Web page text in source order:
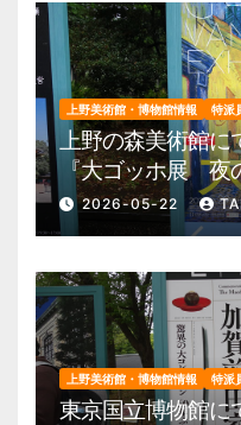
上野美術館・博物館情報 特派
上野の森美術館
『大ゴッホ展 夜
催。 上野公園
報他
2026-05-22
上野美術館・博物館情報 特派
東京国立博物館